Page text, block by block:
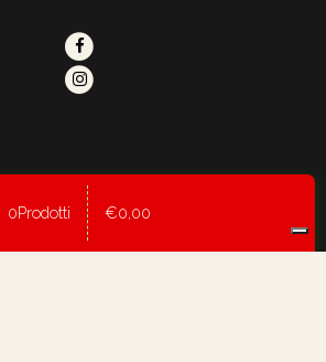
S.A.S. di Croci Paolo & C. – C.F. / P.IVA:
Privacy Policy –Cookie Policy
0Prodotti €0,00